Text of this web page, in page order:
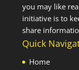
you may like
initiative is to
share
Quick
Home